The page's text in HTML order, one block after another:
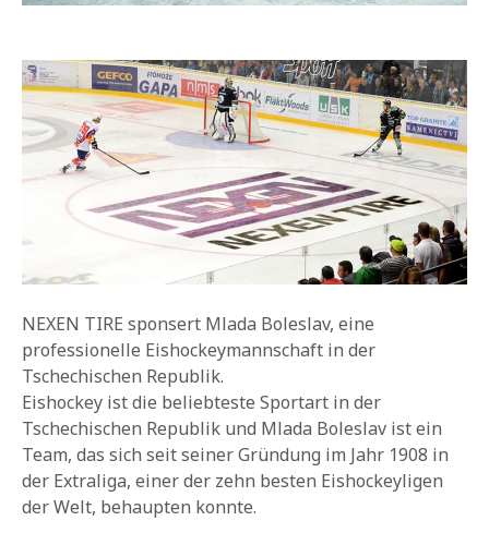
NEXEN TIRE sponsert Mlada Boleslav, eine
professionelle Eishockeymannschaft in der
Tschechischen Republik.
Eishockey ist die beliebteste Sportart in der
Tschechischen Republik und Mlada Boleslav ist ein
Team, das sich seit seiner Gründung im Jahr 1908 in
der Extraliga, einer der zehn besten Eishockeyligen
der Welt, behaupten konnte.